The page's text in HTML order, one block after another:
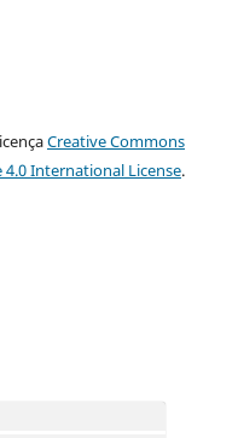
Creative Commons
International License.